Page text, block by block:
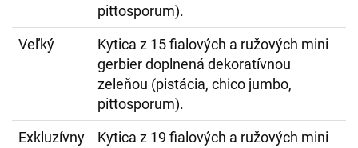
pittosporum).
Veľký
Kytica z 15 fialových a ružových mini
gerbier doplnená dekoratívnou
zeleňou (pistácia, chico jumbo,
pittosporum).
Exkluzívny
Kytica z 19 fialových a ružových mini